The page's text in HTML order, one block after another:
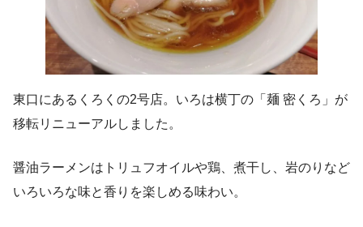
東口にあるくろくの2号店。いろは横丁の「麺 密くろ」が
移転リニューアルしました。
醤油ラーメンはトリュフオイルや鶏、煮干し、岩のりなど
いろいろな味と香りを楽しめる味わい。